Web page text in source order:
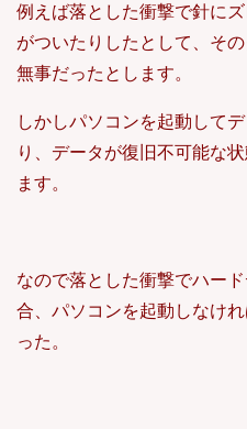
例えば落とした衝撃で針に
がついたりしたとして、そ
無事だったとします。
しかしパソコンを起動して
り、データが復旧不可能な
ます。
なので落とした衝撃でハー
合、パソコンを起動しなけ
った。